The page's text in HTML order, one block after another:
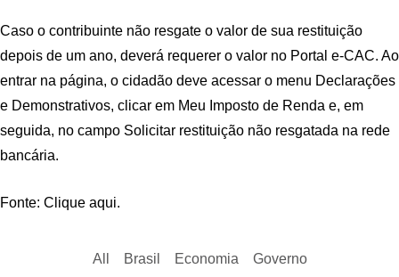
Caso o contribuinte não resgate o valor de sua restituição
depois de um ano, deverá requerer o valor no Portal e-CAC. Ao
entrar na página, o cidadão deve acessar o menu Declarações
e Demonstrativos, clicar em Meu Imposto de Renda e, em
seguida, no campo Solicitar restituição não resgatada na rede
bancária.
Fonte: Clique aqui.
All Brasil Economia Governo